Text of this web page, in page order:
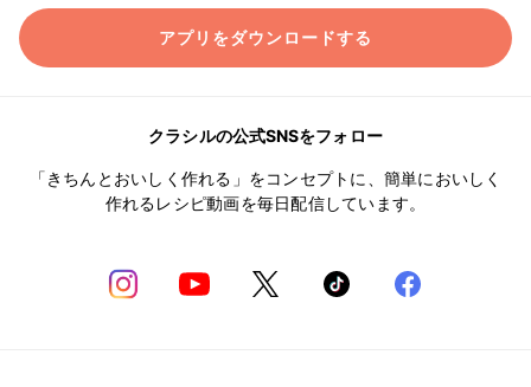
アプリをダウンロードする
クラシルの公式SNSをフォロー
「きちんとおいしく作れる」をコンセプトに、簡単においしく
作れるレシピ動画を毎日配信しています。